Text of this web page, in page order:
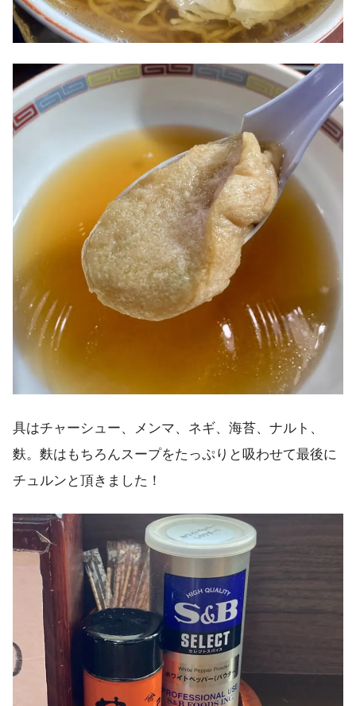
具はチャーシュー、メンマ、ネギ、海苔、ナルト、
麩。麩はもちろんスープをたっぷりと吸わせて最後に
チュルンと頂きました！